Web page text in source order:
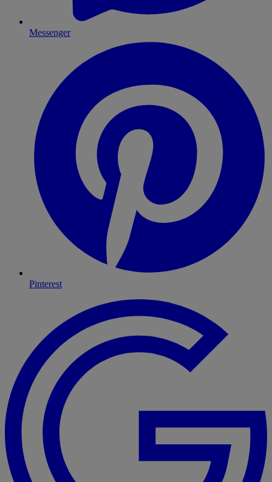
Messenger
Pinterest